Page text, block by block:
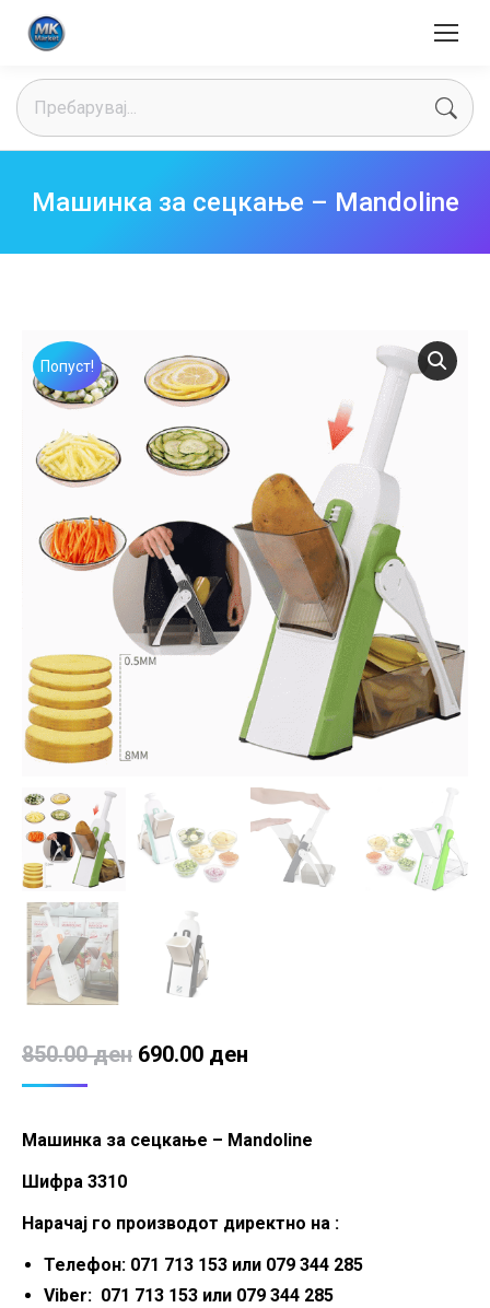
Search:
Машинка за сецкање – Mandoline
Попуст!
850.00ден Original
850.00 ден.
690.00 ден
690.00 ден.
Машинка за сецкање – Mandoline
Шифра 3310
Нарачај го производот директно на :
Телефон: 071 713 153 или 079 344 285
Viber: 071 713 153 или 079 344 285